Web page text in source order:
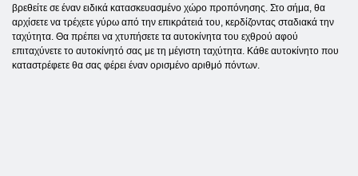
βρεθείτε σε έναν ειδικά κατασκευασμένο χώρο προπόνησης. Στο σήμα, θα
αρχίσετε να τρέχετε γύρω από την επικράτειά του, κερδίζοντας σταδιακά την
ταχύτητα. Θα πρέπει να χτυπήσετε τα αυτοκίνητα του εχθρού αφού
επιταχύνετε το αυτοκίνητό σας με τη μέγιστη ταχύτητα. Κάθε αυτοκίνητο που
καταστρέφετε θα σας φέρει έναν ορισμένο αριθμό πόντων.